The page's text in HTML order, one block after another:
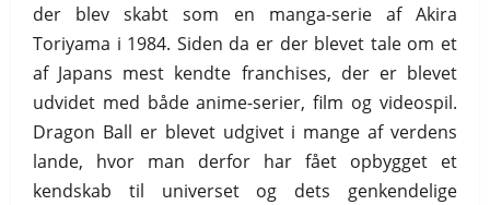
der blev skabt som en manga-serie af Akira
Toriyama i 1984. Siden da er der blevet tale om et
af Japans mest kendte franchises, der er blevet
udvidet med både anime-serier, film og videospil.
Dragon Ball er blevet udgivet i mange af verdens
lande, hvor man derfor har fået opbygget et
kendskab til universet og dets genkendelige